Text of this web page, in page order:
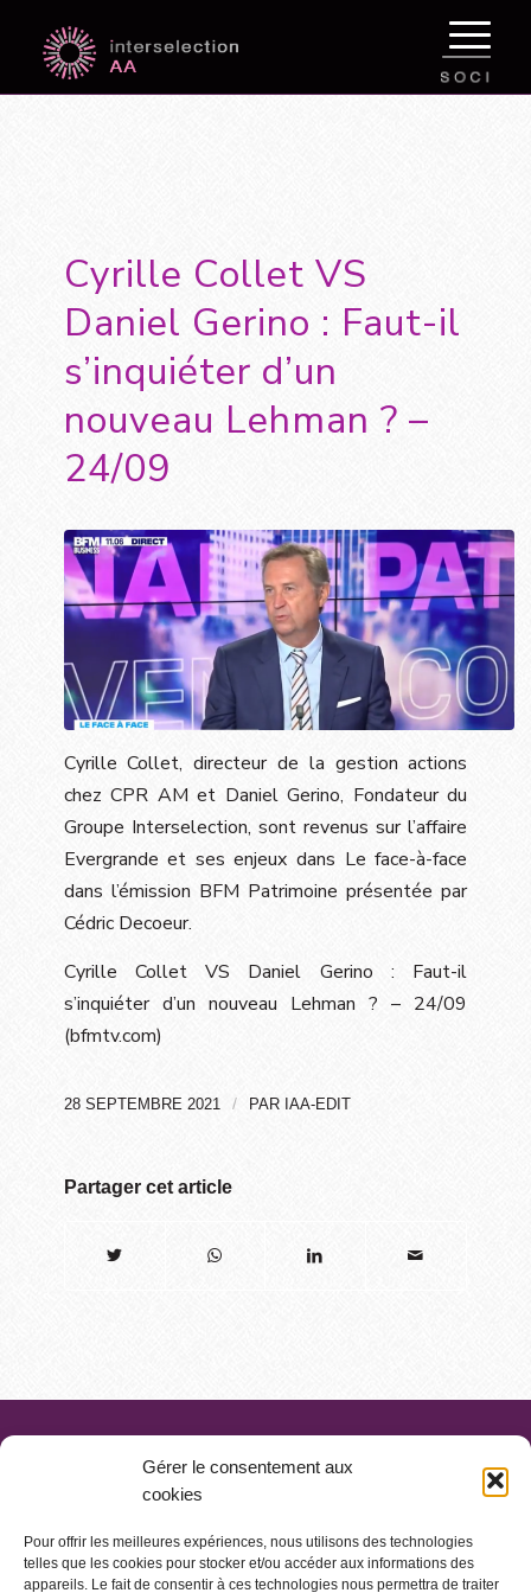
Gérer le consentement aux
cookies
Pour offrir les meilleures expériences, nous utilisons des technologies
telles que les cookies pour stocker et/ou accéder aux informations des
appareils. Le fait de consentir à ces technologies nous permettra de traiter
Cyrille Collet VS
Daniel Gerino : Faut-il
s’inquiéter d’un
nouveau Lehman ? –
24/09
Cyrille Collet, directeur de la gestion actions
chez CPR AM et DanielGerino, Fondateur du
Groupe Interselection, sont revenus sur l’affaire
Evergrande et ses enjeux dans Le face-à-face
dans l’émission BFM Patrimoine présentée par
Cédric Decoeur.
Cyrille Collet VS Daniel Gerino : Faut-il
s’inquiéter d’un nouveau Lehman ? – 24/09
(bfmtv.com)
28 SEPTEMBRE 2021 / PAR IAA-EDIT
Partager cet article